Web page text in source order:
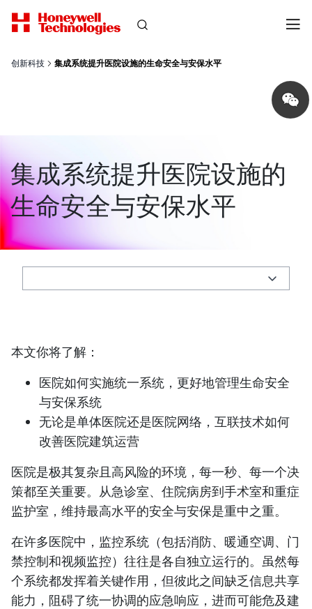
创新科技 集成系统提升医院设施的生命安全与安保水平
Share
on
wechat
集成系统提升医院设施的
生命安全与安保水平
本文你将了解：
医院如何实施统一系统，更好地管理生命安全
与安保系统
无论是单体医院还是医院网络，互联技术如何
改善医院建筑运营
医院是极其复杂且高风险的环境，每一秒、每一个决
策都至关重要。从急诊室、住院病房到手术室和重症
监护室，维持最高水平的安全与安保是重中之重。
在许多医院中，监控系统（包括消防、暖通空调、门
禁控制和视频监控）往往是各自独立运行的。虽然每
个系统都发挥着关键作用，但彼此之间缺乏信息共享
能力，阻碍了统一协调的应急响应，进而可能危及建